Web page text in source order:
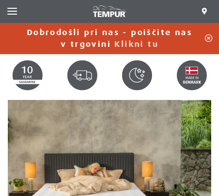
Dobrodošli pri nas - poiščite nas
v trgovini Klikni tu